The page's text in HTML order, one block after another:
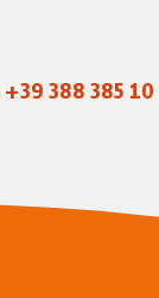
+39 388 385 10